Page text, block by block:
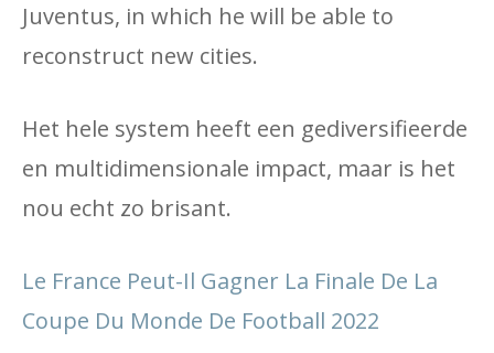
Juventus, in which he will be able to
reconstruct new cities.
Het hele system heeft een gediversifieerde
en multidimensionale impact, maar is het
nou echt zo brisant.
Le France Peut-Il Gagner La Finale De La
Coupe Du Monde De Football 2022